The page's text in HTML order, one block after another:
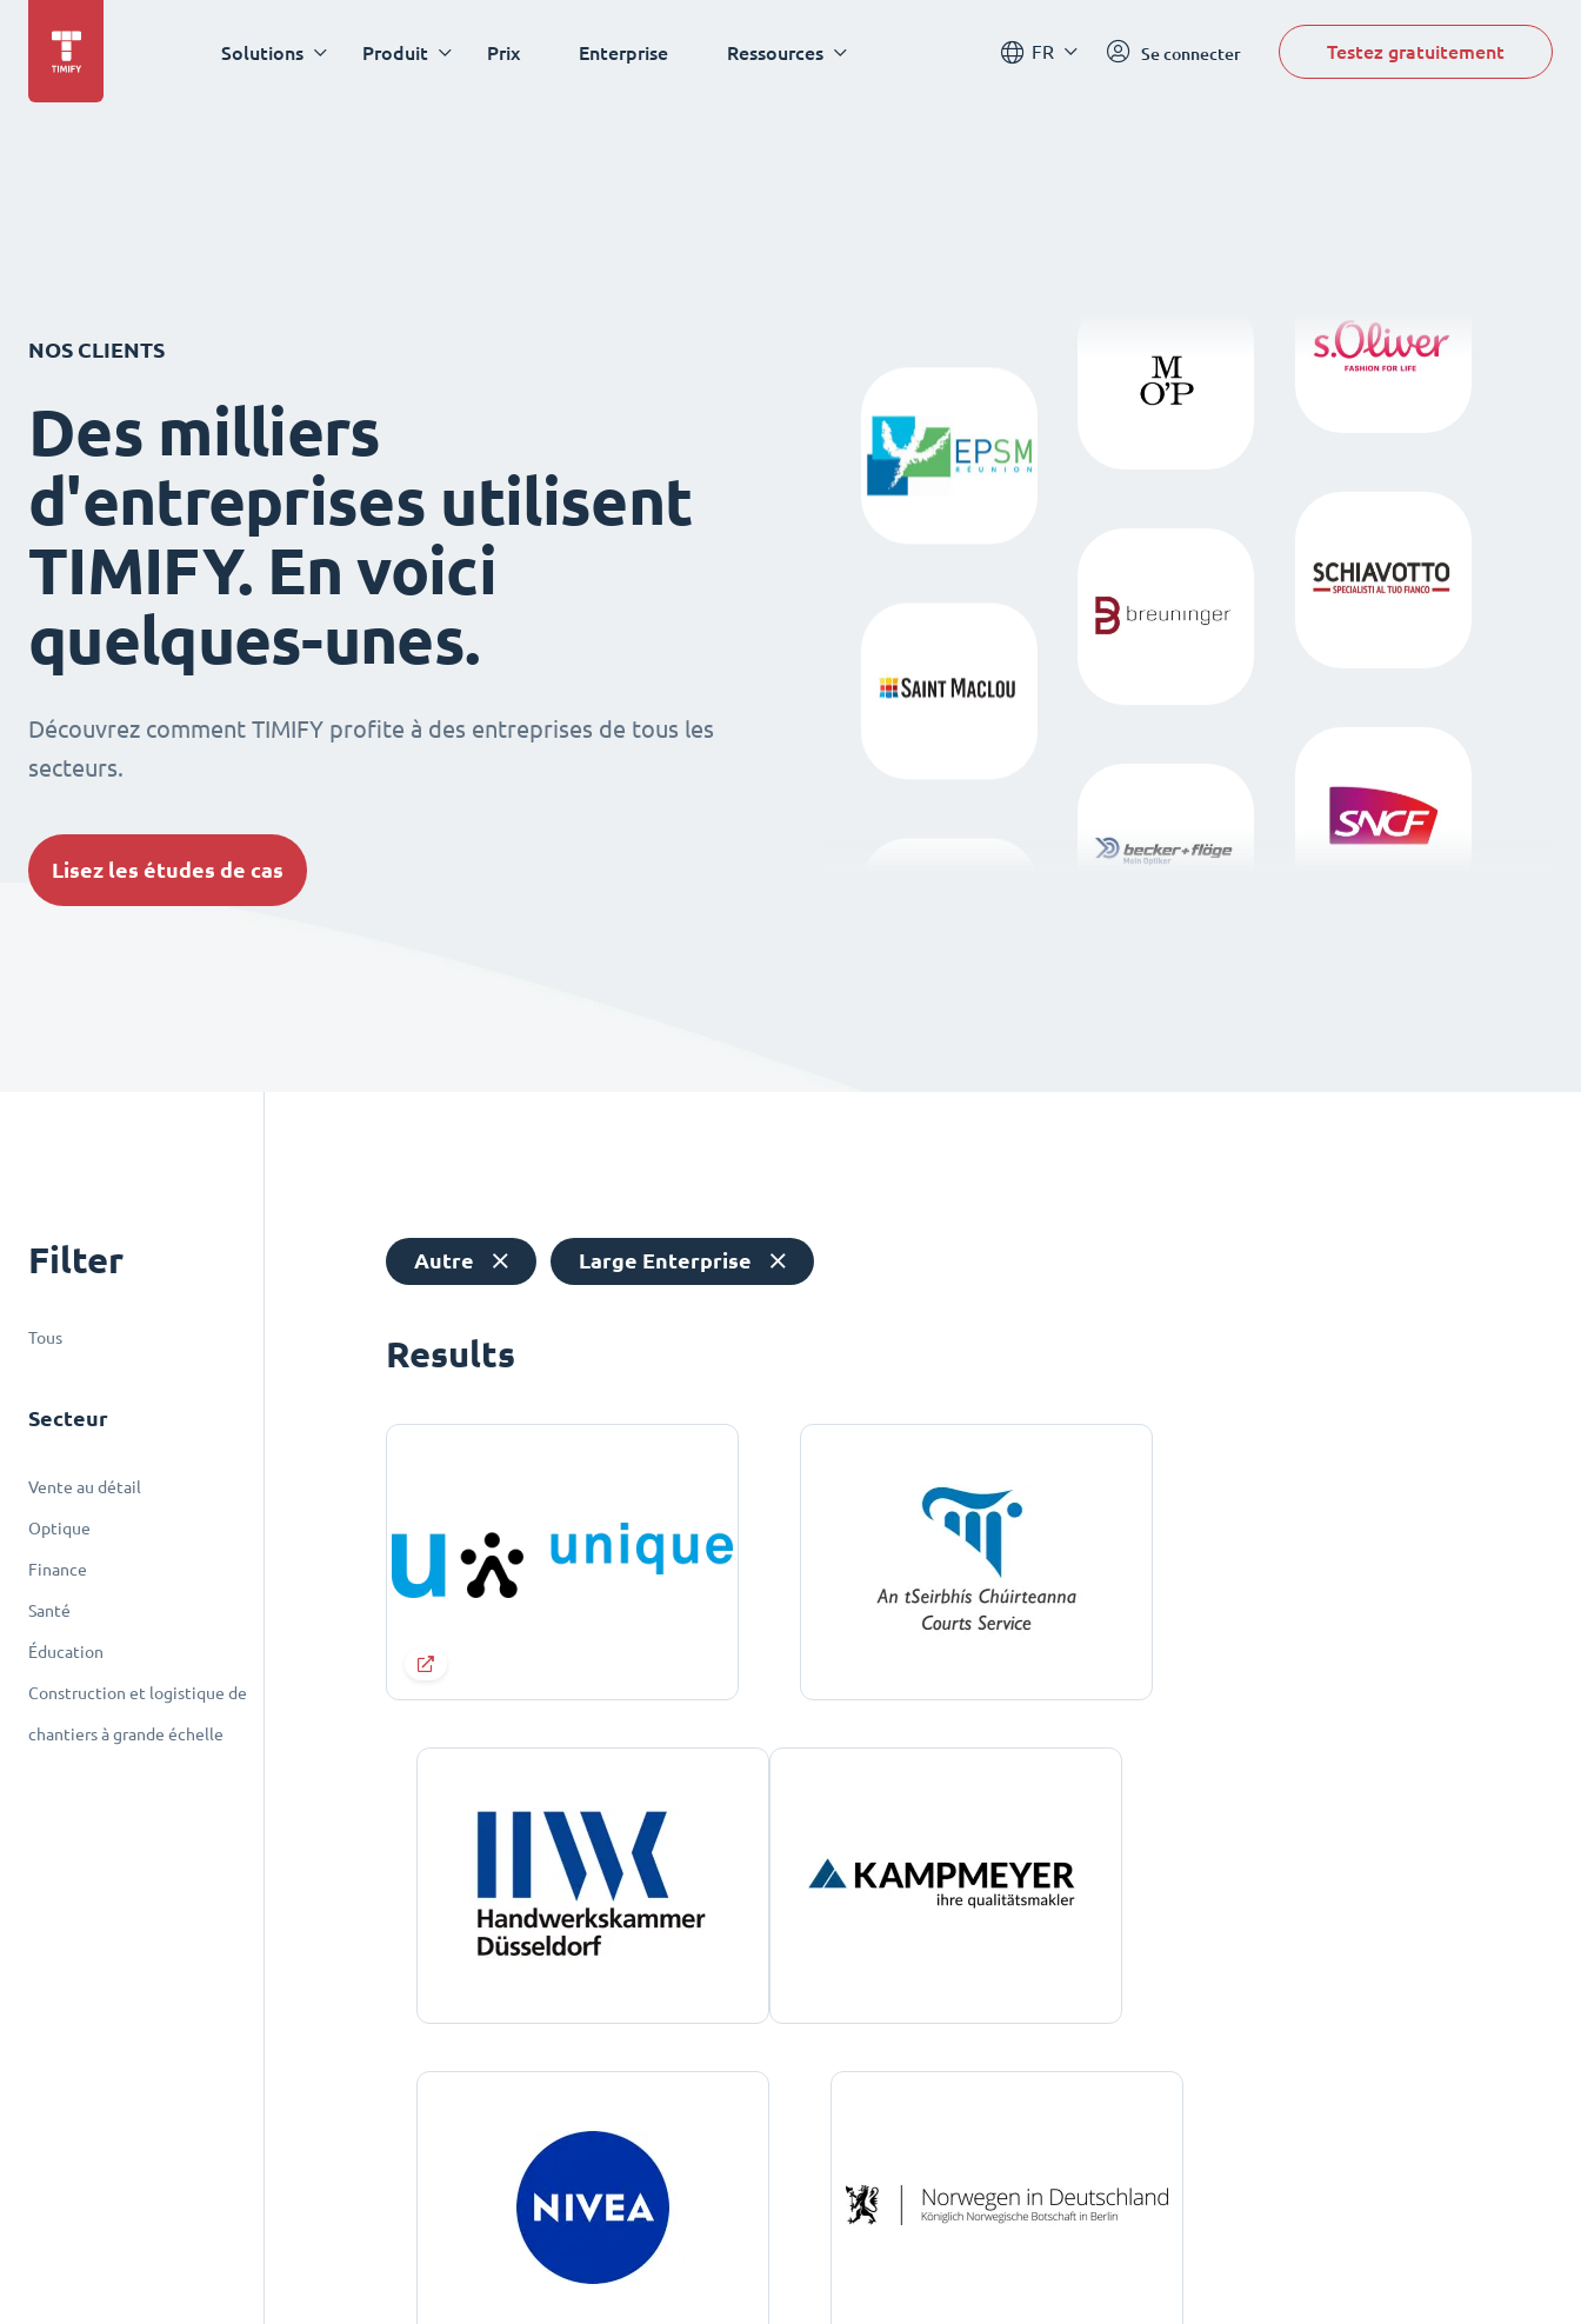
Solutions Produit Prix Enterprise Ressources FR Se connecter Testez gratuitement
NOS CLIENTS
Des milliers
d'entreprises utilisent
TIMIFY. En voici
quelques-unes.
Découvrez comment TIMIFY profite à des entreprises de tous les
secteurs.
Lisez les études de cas
Filter
Tous
Secteur
Vente au détail
Optique
Finance
Santé
Éducation
Construction et logistique de
chantiers à grande échelle
Autre Large Enterprise
Results